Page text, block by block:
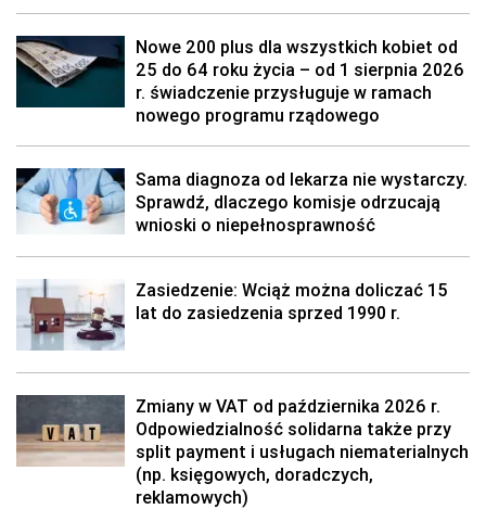
Nowe 200 plus dla wszystkich kobiet od
25 do 64 roku życia – od 1 sierpnia 2026
r. świadczenie przysługuje w ramach
nowego programu rządowego
Sama diagnoza od lekarza nie wystarczy.
Sprawdź, dlaczego komisje odrzucają
wnioski o niepełnosprawność
Zasiedzenie: Wciąż można doliczać 15
lat do zasiedzenia sprzed 1990 r.
Zmiany w VAT od października 2026 r.
Odpowiedzialność solidarna także przy
split payment i usługach niematerialnych
(np. księgowych, doradczych,
reklamowych)